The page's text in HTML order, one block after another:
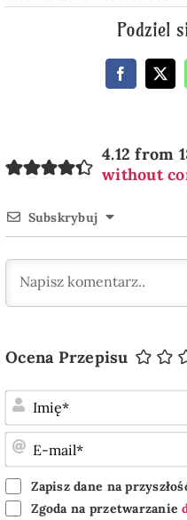
Podziel
4.12 from
without
Subskrybuj
Ocena Przepisu
Zapisz dane na
Zgoda na przetwarzanie